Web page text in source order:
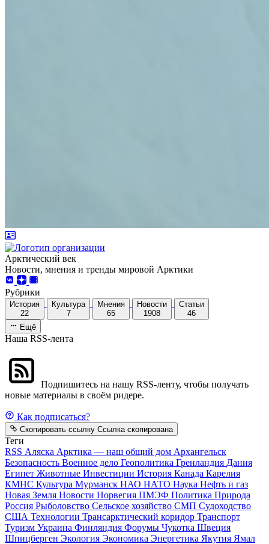
Арктический век
Новости, мнения и тренды мировой Арктики
Рубрики
История
22
Культура
7
Мнения
65
Новости
1908
Статьи
46
Ещё
Наша RSS-лента
Подпишитесь на нашу RSS-ленту, чтобы получать
новые материалы в своём ридере.
Как подписаться?
Скопировать ссылку Ссылка скопирована
Теги
RSS Аляска Арктика — наш общий дом Архангельск
Безопасность Военное дело Геополитика Гренландия Дания
Египет Животные Инвестиции История Канада Карелия
КМНС Культура Мурманск НАО НАТО Наука Нефть и газ
Новая Земля Новости Норвегия ПМЭФ Политика Природа
Россия Рыболовство Сельское хозяйство СМП Судоходство
США Технологии Трансарктический коридор Транспорт
Туризм Украина Финляндия Форумы Чукотка Швеция
Шпицберген Экология Экономика Энергетика Якутия Ямал